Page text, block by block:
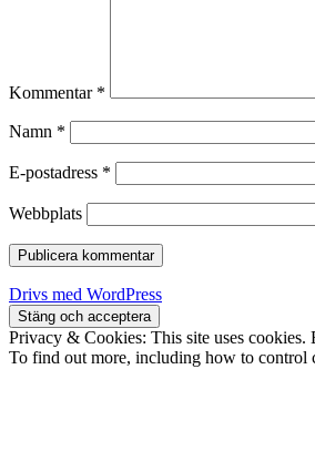
Kommentar *
Namn *
E-postadress *
Webbplats
Drivs med WordPress
Privacy & Cookies: This site uses cookies.
To find out more, including how to control